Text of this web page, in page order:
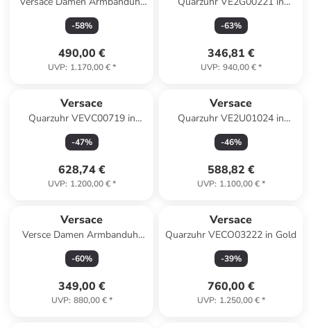
PALAZZO 39 mm Armband
VECO021 22 in blau
-58%
490,00 €
UVP: 1.170,00 €*
Silber
-63%
346,81 €
UVP: 940,00 €*
Versace
Quarzuhr VEVC00719 in
Bicolor
-47%
628,74 €
UVP: 1.200,00 €*
Versace
Quarzuhr VE2U01024 in
Silber
-46%
588,82 €
UVP: 1.100,00 €*
Versace
Versce Damen Armbanduhr
SPORT TECH Chronograph
40 mm VEKB00122 in
-60%
349,00 €
UVP: 880,00 €*
Versace
Quarzuhr VECO03222 in Gold
-39%
760,00 €
UVP: 1.250,00 €*